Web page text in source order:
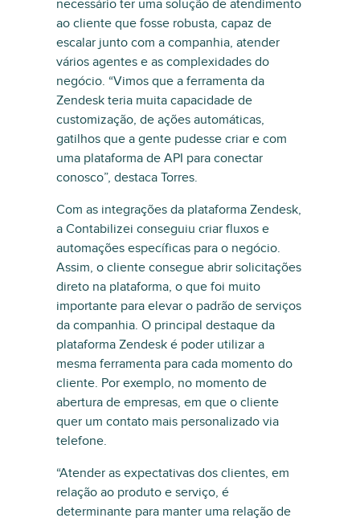
necessário ter uma solução de atendimento
ao cliente que fosse robusta, capaz de
escalar junto com a companhia, atender
vários agentes e as complexidades do
negócio. “Vimos que a ferramenta da
Zendesk teria muita capacidade de
customização, de ações automáticas,
gatilhos que a gente pudesse criar e com
uma plataforma de API para conectar
conosco”, destaca Torres.
Com as integrações da plataforma Zendesk,
a Contabilizei conseguiu criar fluxos e
automações específicas para o negócio.
Assim, o cliente consegue abrir solicitações
direto na plataforma, o que foi muito
importante para elevar o padrão de serviços
da companhia. O principal destaque da
plataforma Zendesk é poder utilizar a
mesma ferramenta para cada momento do
cliente. Por exemplo, no momento de
abertura de empresas, em que o cliente
quer um contato mais personalizado via
telefone.
“Atender as expectativas dos clientes, em
relação ao produto e serviço, é
determinante para manter uma relação de